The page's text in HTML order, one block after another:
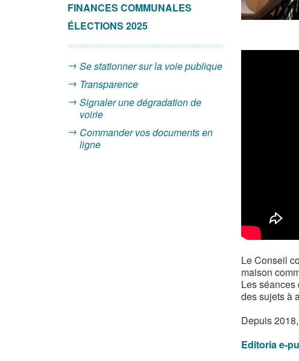
FINANCES COMMUNALES
ÉLECTIONS 2025
Se stationner sur la voie publique
Transparence
Signaler une dégradation de
voirie
Commander vos documents en
ligne
Le Conseil
maison
Les
des sujets à
Depuis
Editoria e-